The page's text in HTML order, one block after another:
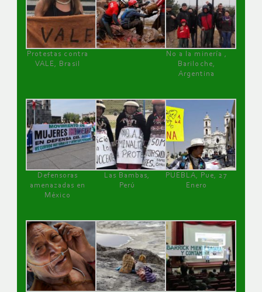
Protestas contra
VALE, Brasil
No a la minería ,
Bariloche,
Argentina
Defensoras
amenazadas en
México
Las Bambas,
Perú
PUEBLA, Pue, 27
Enero